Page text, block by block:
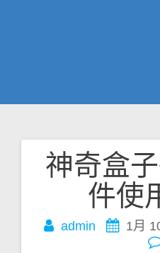
神奇盒
件使
admin 1月
文
导